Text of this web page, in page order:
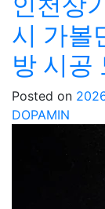
시 가볼
방 시공
Posted on
DOPAMIN